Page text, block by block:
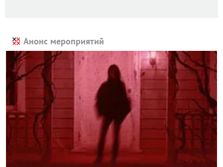
Анонс мероприятий